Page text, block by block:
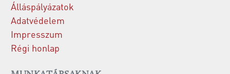
Álláspályázatok
Adatvédelem
Impresszum
Régi honlap